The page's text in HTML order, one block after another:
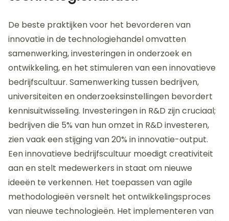
kennisoverdracht. Volgens het rapport van de
Nederlandse ambassade in Ankara groeit de vraag
naar technologische producten met 15% per jaar.
Door gebruik te maken van handelsmissies en
netwerkevenementen kunnen Nederlandse
bedrijven hun aanwezigheid in Turkije versterken. Dit
vergroot de kans op succesvolle partnerschappen
en het verkennen van nieuwe markten.
Wat zijn de beste praktijken
voor het bevorderen van
innovatie in de
technologiehandel?